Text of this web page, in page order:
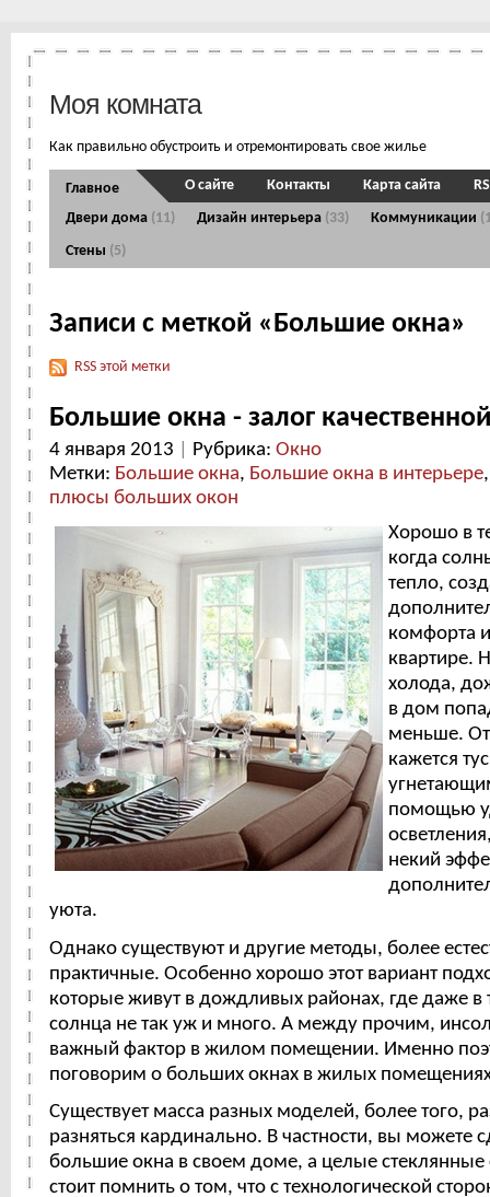
Моя комната
Как правильно обустроить и отремонтировать свое жилье
Главное
Двери дома (11) Дизайн интерьера (33) Коммуникации
Стены (5)
О сайте Контакты Карта сайта
Записи с меткой «Большие окна»
RSS этой метки
Большие окна - залог
4 января 2013 Рубрика: Окно
Метки: Большие окна, Большие окна в интерьере
плюсы больших окон
Хорошо в
когда
тепло,
комфорта
квартире.
холода,
в дом
меньше.
кажется
помощью
некий
уюта.
Однако существуют и другие методы, более
практичные. Особенно хорошо этот вариант
которые живут в дождливых районах, где даже в
солнца не так уж и много. А между прочим,
важный фактор в жилом помещении. Именно
поговорим о больших окнах в жилых
Существует масса разных моделей, более того,
разняться кардинально. В частности, вы можете
большие окна в своем доме, а целые
стоит помнить о том, что с технологической